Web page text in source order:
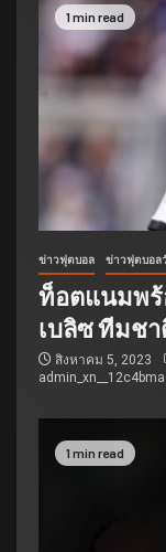
1 min read
ข่าวฟุตบอล ข่าวฟุตบอล
ท็อตแนมพร้
เบลิซ ทีมช
สิงหาคม 5, 2023
1 min read